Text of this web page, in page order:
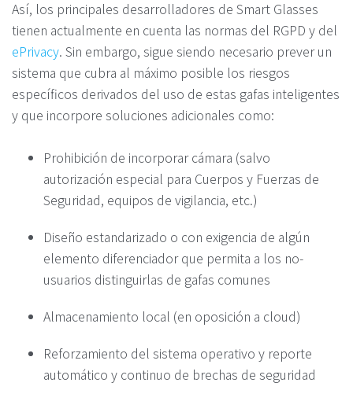
Así, los principales desarrolladores de Smart Glasses
tienen actualmente en cuenta las normas del RGPD y del
ePrivacy. Sin embargo, sigue siendo necesario prever un
sistema que cubra al máximo posible los riesgos
específicos derivados del uso de estas gafas inteligentes
y que incorpore soluciones adicionales como:
Prohibición de incorporar cámara (salvo
autorización especial para Cuerpos y Fuerzas de
Seguridad, equipos de vigilancia, etc.)
Diseño estandarizado o con exigencia de algún
elemento diferenciador que permita a los no-
usuarios distinguirlas de gafas comunes
Almacenamiento local (en oposición a cloud)
Reforzamiento del sistema operativo y reporte
automático y continuo de brechas de seguridad